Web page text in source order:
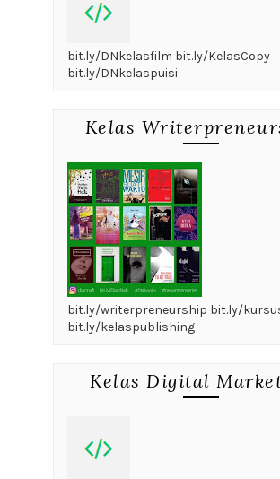
bit.ly/DNkelasfilm bit.ly/KelasCopy
bit.ly/DNkelaspuisi
Kelas
bit.ly/writerpreneurship bit.ly/
bit.ly/kelaspublishing
Kelas Digital